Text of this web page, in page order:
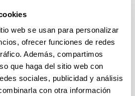
web se usan para personalizar
ofrecer funciones de redes
Además, compartimos
que haga del sitio web con
sociales, publicidad y análisis
con otra información
pasado para